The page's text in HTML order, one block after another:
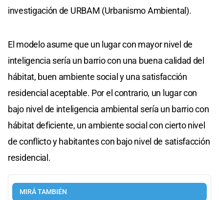
investigación de URBAM (Urbanismo Ambiental).
El modelo asume que un lugar con mayor nivel de
inteligencia sería un barrio con una buena calidad del
hábitat, buen ambiente social y una satisfacción
residencial aceptable. Por el contrario, un lugar con
bajo nivel de inteligencia ambiental sería un barrio con
hábitat deficiente, un ambiente social con cierto nivel
de conflicto y habitantes con bajo nivel de satisfacción
residencial.
MIRÁ TAMBIÉN